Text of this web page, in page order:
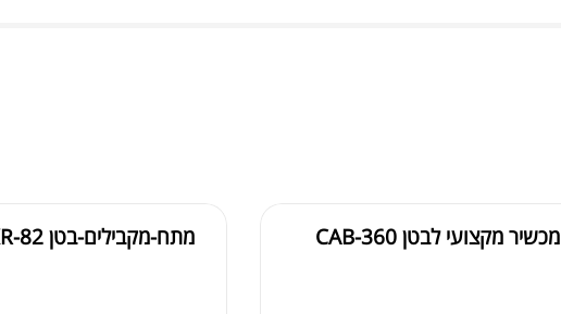
מכשיר מקצועי לבטן CAB-360 מתח-מקבילים-בטן GVKR-82